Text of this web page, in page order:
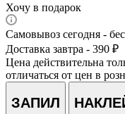
Хочу в подарок
Самовывоз сегодня -
Доставка завтра - 390 ₽
Цена действительна
отличаться от цен в
ЗАПИЛ